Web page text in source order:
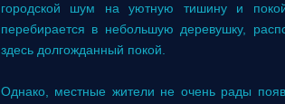
городской шум на уютную тишину и
перебирается в небольшую деревушку,
здесь долгожданный покой.
Однако, местные жители не очень рады